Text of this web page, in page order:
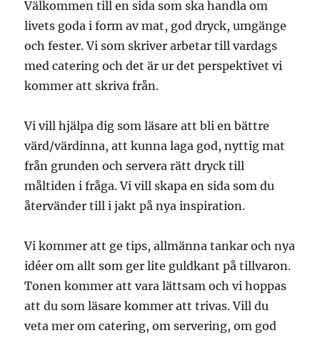
Välkommen till en sida som ska handla om
livets goda i form av mat, god dryck, umgänge
och fester. Vi som skriver arbetar till vardags
med catering och det är ur det perspektivet vi
kommer att skriva från.
Vi vill hjälpa dig som läsare att bli en bättre
värd/värdinna, att kunna laga god, nyttig mat
från grunden och servera rätt dryck till
måltiden i fråga. Vi vill skapa en sida som du
återvänder till i jakt på nya inspiration.
Vi kommer att ge tips, allmänna tankar och nya
idéer om allt som ger lite guldkant på tillvaron.
Tonen kommer att vara lättsam och vi hoppas
att du som läsare kommer att trivas. Vill du
veta mer om catering, om servering, om god